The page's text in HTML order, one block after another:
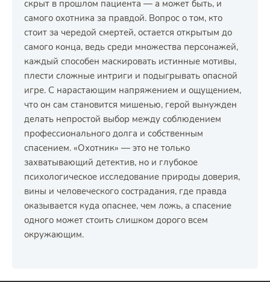
скрыт в прошлом пациента — а может быть, и
самого охотника за правдой. Вопрос о том, кто
стоит за чередой смертей, остается открытым до
самого конца, ведь среди множества персонажей,
каждый способен маскировать истинные мотивы,
плести сложные интриги и подыгрывать опасной
игре. С нарастающим напряжением и ощущением,
что он сам становится мишенью, герой вынужден
делать непростой выбор между соблюдением
профессионального долга и собственным
спасением. «Охотник» — это не только
захватывающий детектив, но и глубокое
психологическое исследование природы доверия,
вины и человеческого сострадания, где правда
оказывается куда опаснее, чем ложь, а спасение
одного может стоить слишком дорого всем
окружающим.